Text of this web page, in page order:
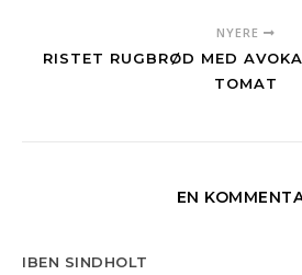
NYERE
RISTET RUGBRØD MED
TOMAT
EN
IBEN SINDHOLT